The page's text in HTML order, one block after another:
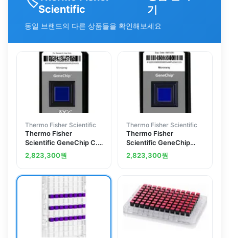
Scientific
기
동일 브랜드의 다른 상품들을 확인해보세요
Thermo Fisher Scientific
Thermo Fisher
Scientific GeneChip C.
elegans Gene 1.0 ST
Array, 6 arrays
2,823,300원
Thermo Fisher Scientific
Thermo Fisher
Scientific GeneChip
Drosophila
(melanogaster) Gene
2,823,300원